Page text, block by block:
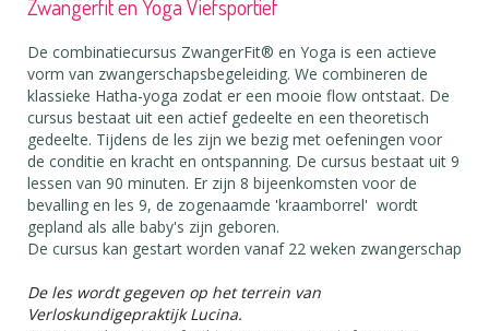
Zwangerfit en Yoga Viefsportief
De combinatiecursus ZwangerFit®️ en Yoga is een actieve
vorm van zwangerschapsbegeleiding. We combineren de
klassieke Hatha-yoga zodat er een mooie flow ontstaat. De
cursus bestaat uit een actief gedeelte en een theoretisch
gedeelte. Tijdens de les zijn we bezig met oefeningen voor
de conditie en kracht en ontspanning. De cursus bestaat uit 9
lessen van 90 minuten. Er zijn 8 bijeenkomsten voor de
bevalling en les 9, de zogenaamde 'kraamborrel' wordt
gepland als alle baby's zijn geboren.
De cursus kan gestart worden vanaf 22 weken zwangerschap
De les wordt gegeven op het terrein van
Verloskundigepraktijk Lucina.